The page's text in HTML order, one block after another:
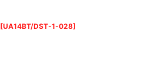
[UA14BT/DST-1-028]